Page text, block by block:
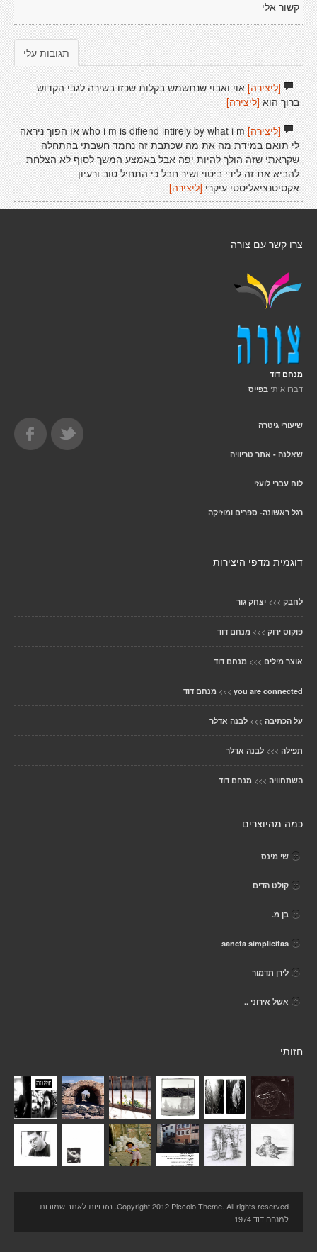
קשור אלי
תגובות עלי
[ליצירה]אוי ואבוי שנתשמש בקלות שכזו בשירה לגבי הקדוש
ברוך הוא [ליצירה]
[ליצירה]
who i m is difiend intirely by what i m או הפוך ניראה
לי תואם במידת מה את מה שכתבת זה נחמד חשבתי בהתחלה
שקראתי שזה הולך להיות יפה אבל באמצע המשך לסוף לא הצלחת
להביא את זה לידי ביטוי ושיר חבל כי התחיל טוב ורעיון
אקסיטנציאליסטי עיקרי[ליצירה]
צרו קשר עם צורה
מנחם דוד
דברו איתי בפייס
שיעורי גיטרה
שאלנה - אתר טריוויה
לוח עברי לועזי
רגל ראשונה- ספרים ומוזיקה
דוגמית מדפי היצירות
לחבק >>> יצחק גור
פוקוס ירוק >>> מנחם דוד
אוצר מילים >>> מנחם דוד
you are connected
>>> מנחם דוד
על הכתיבה >>> לבנה אדלר
תפילה >>> לבנה אדלר
השתחוויה >>> מנחם דוד
כמה מהיוצרים
שי מינס
קולט הדים
בן מ.
sancta simplicitas
לירן תדמור
אשל אירוני ..
חזותי
Copyright 2012 Piccolo Theme. All rights reserved. הזכויות לאתר שמורות
למנחם דוד 1974